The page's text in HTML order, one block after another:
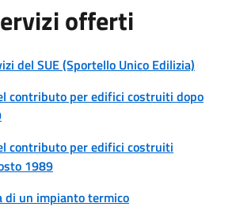
offerti
del SUE (Sportello Unico Edilizia)
contributo per edifici costruiti dopo
contributo per edifici costruiti
1989
di un impianto termico